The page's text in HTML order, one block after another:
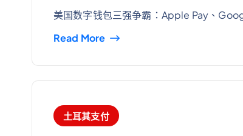
美国数字钱包三强争霸：Apple Pay、
Read More
土耳其支付